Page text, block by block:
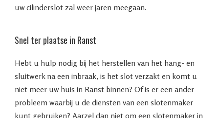
uw cilinderslot zal weer jaren meegaan.
Snel ter plaatse in Ranst
Hebt u hulp nodig bij het herstellen van het hang- en
sluitwerk na een inbraak, is het slot verzakt en komt u
niet meer uw huis in Ranst binnen? Of is er een ander
probleem waarbij u de diensten van een slotenmaker
kunt gebruiken? Aarzel dan niet om een slotenmaker in